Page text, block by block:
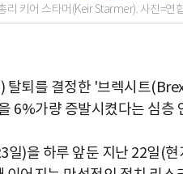
리 키어 스타머(Keir Starmer). 사진=연
탈퇴를 결정한 '브렉시트
6%가량 증발시켰다는 심층
)을 하루 앞둔 지난 22일(